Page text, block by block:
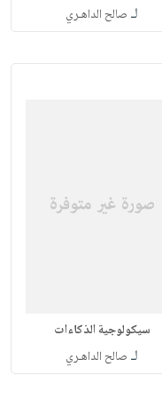
لـ صالح الداهـري
سيكولوجية الذكاءات
لـ صالح الداهـري